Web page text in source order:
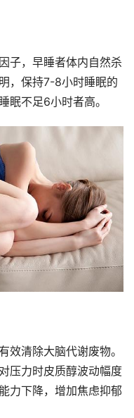
子，早睡者体内自然杀
，保持7-8小时睡眠的
眠不足6小时者高。
效清除大脑代谢废物。
压力时皮质醇波动幅度
力下降，增加焦虑抑郁